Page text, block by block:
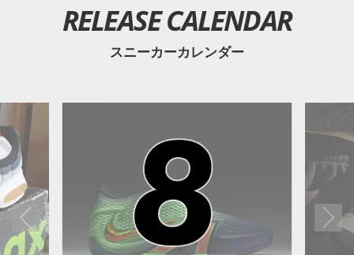
RELEASE CALENDAR
スニーカーカレンダー